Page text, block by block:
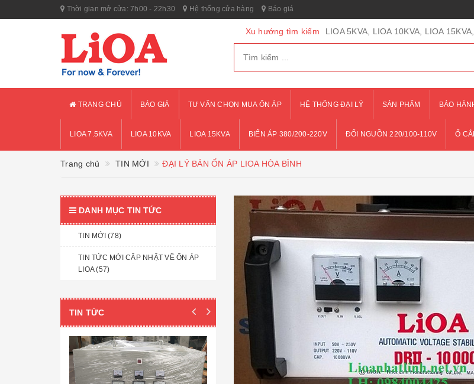
Thời gian mở cửa: 7h00 - 22h30 Hệ thống cửa hàng Báo giá
Xu hướng tìm kiếm LIOA 5KVA, LIOA 10KVA, LIOA
TRANG CHỦ BÁO GIÁ TƯ VẤN CHỌN MUA ỔN ÁP HỆ THỐNG ĐẠI LÝ SẢN PHẨM BẢO
LIOA 7.5KVA LIOA 10KVA LIOA 15KVA BIẾN ÁP 380/200-220V ĐỔI NGUỒN 220/100-110V Ổ
Trang chủ TIN MỚI ĐẠI LÝ BÁN ỔN ÁP LIOA HÒA BÌNH
DANH MỤC TIN TỨC
TIN MỚI (78)
TIN TỨC MỚI CÂP NHẬT VỀ ỔN ÁP
LIOA (57)
TIN TỨC
ỔN ÁP LIOA CÁCH LY, ỔN ÁP
LIOA CHỐNG GIẬT
CÔNG TY TNHH SX VÀ TM ỔN ÁP
DÙNG ỔN ÁP LIOA CÓ
KHÔNG?
CÔNG TY TNHH SX VÀ